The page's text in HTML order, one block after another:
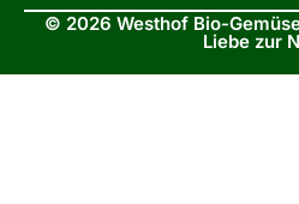
© 2026 Westhof Bio-
Liebe zur